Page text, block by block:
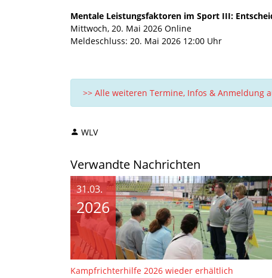
Mentale Leistungsfaktoren im Sport III:
Mittwoch, 20. Mai 2026 Online
Meldeschluss: 20. Mai 2026 12:00 Uhr
>> Alle weiteren Termine, Infos & Anmeldung
WLV
Verwandte Nachrichten
31.03.
2026
Kampfrichterhilfe 2026 wieder erhältlich